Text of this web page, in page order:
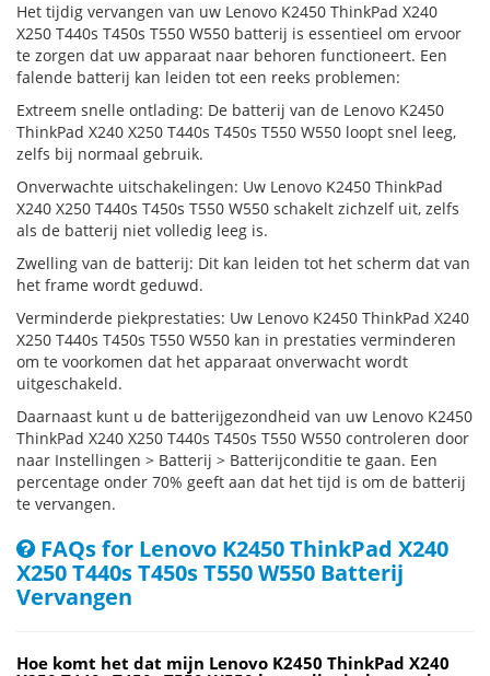
Het tijdig vervangen van uw Lenovo K2450 ThinkPad X240
X250 T440s T450s T550 W550 batterij is essentieel om ervoor
te zorgen dat uw apparaat naar behoren functioneert. Een
falende batterij kan leiden tot een reeks problemen:
Extreem snelle ontlading: De batterij van de Lenovo K2450
ThinkPad X240 X250 T440s T450s T550 W550 loopt snel leeg,
zelfs bij normaal gebruik.
Onverwachte uitschakelingen: Uw Lenovo K2450 ThinkPad
X240 X250 T440s T450s T550 W550 schakelt zichzelf uit, zelfs
als de batterij niet volledig leeg is.
Zwelling van de batterij: Dit kan leiden tot het scherm dat van
het frame wordt geduwd.
Verminderde piekprestaties: Uw Lenovo K2450 ThinkPad X240
X250 T440s T450s T550 W550 kan in prestaties verminderen
om te voorkomen dat het apparaat onverwacht wordt
uitgeschakeld.
Daarnaast kunt u de batterijgezondheid van uw Lenovo K2450
ThinkPad X240 X250 T440s T450s T550 W550 controleren door
naar Instellingen > Batterij > Batterijconditie te gaan. Een
percentage onder 70% geeft aan dat het tijd is om de batterij
te vervangen.
FAQs for Lenovo K2450 ThinkPad X240
X250 T440s T450s T550 W550 Batterij
Vervangen
Hoe komt het dat mijn Lenovo K2450 ThinkPad X240